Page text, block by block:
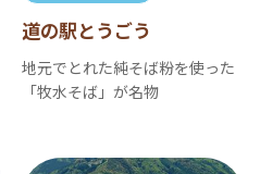
道の駅とうごう
地元でとれた純そば粉を使った
「牧水そば」が名物